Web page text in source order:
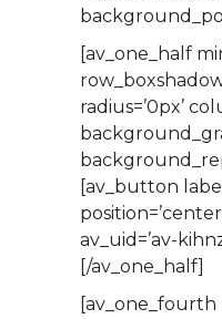
[av_one_half
radius=’0px’
[av_button
av_uid=’av-
[/av_one_half]
[av_one_fourth